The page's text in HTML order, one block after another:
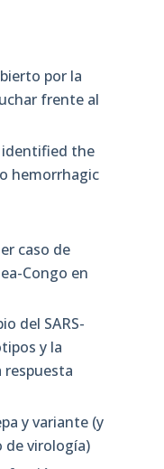
por la
frente al
identified the
hemorrhagic
caso de
Congo en
del SARS-
y la
respuesta
y variante (y
de virología)